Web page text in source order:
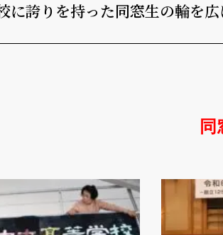
に誇りを持った同窓生の輪を